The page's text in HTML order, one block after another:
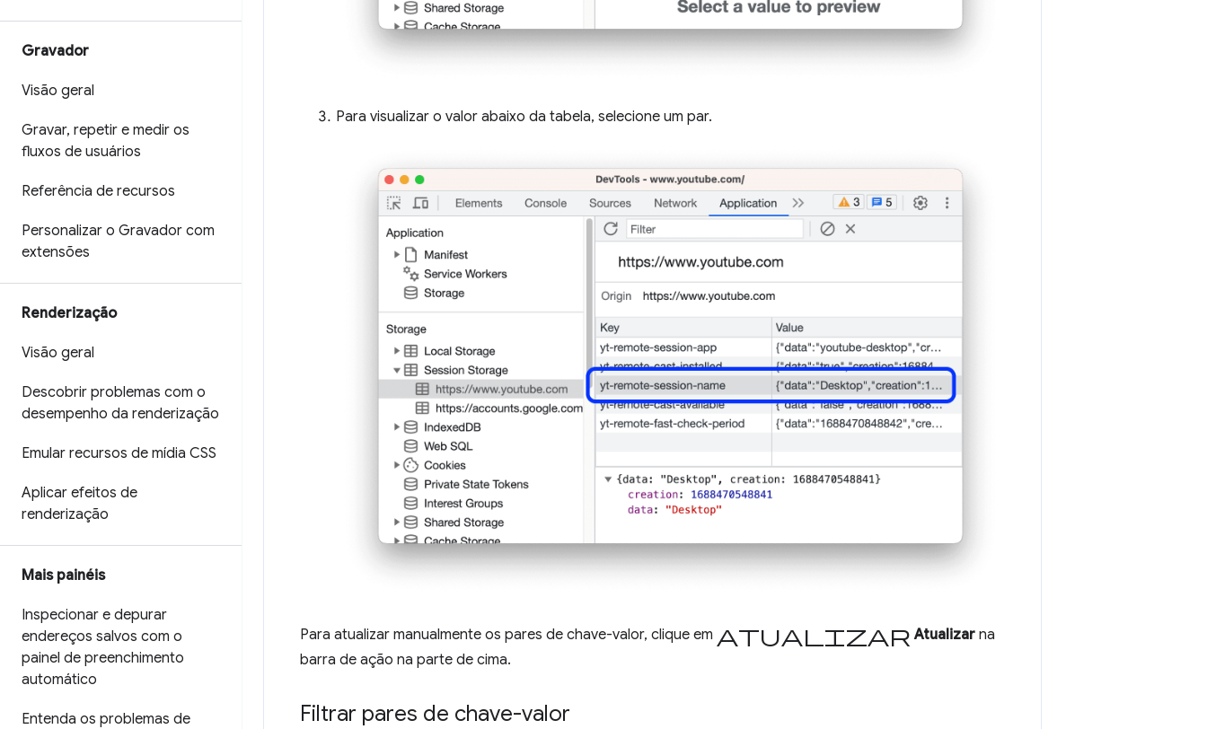
Gravador
Visão geral
Gravar, repetir e medir os
fluxos de usuários
Referência de recursos
Personalizar o Gravador com
extensões
Renderização
Visão geral
Descobrir problemas com o
desempenho da renderização
Emular recursos de mídia CSS
Aplicar efeitos de
renderização
Mais painéis
Inspecionar e depurar
endereços salvos com o
painel de preenchimento
automático
Entenda os problemas de
Para visualizar o valor abaixo da tabela, selecione um par.
Para atualizar manualmente os pares de chave-valor, clique em Atualizar Atualizar na
barra de ação na parte de cima.
Filtrar pares de chave-valor